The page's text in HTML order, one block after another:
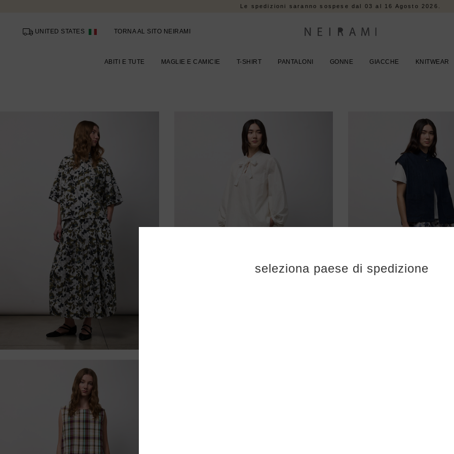
Le spedizioni saranno sospese dal 03 al 16 Agosto 2026.
UNITED STATES TORNA AL SITO NEIRAMI
ABITI E TUTE MAGLIE E CAMICIE T-SHIRT PANTALONI GONNE GIACCHE KNITWEAR
seleziona paese di spedizione